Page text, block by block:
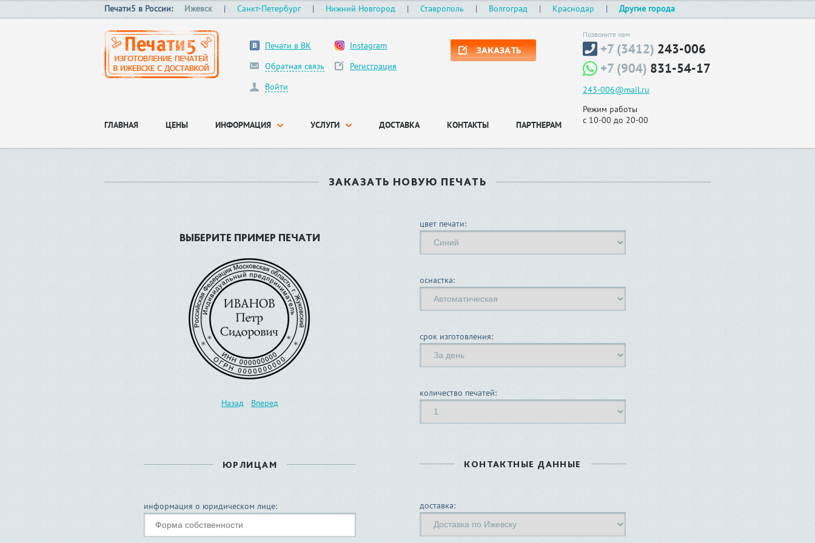
Печати5 в России: Ижевск | Санкт-Петербург | Нижний Новгород | Ставрополь | Волгоград | Краснодар | Другие города
Печати в ВК
Instagram
Обратная связь
Регистрация
Войти
ЗАКАЗАТЬ
ГЛАВНАЯ ЦЕНЫ ИНФОРМАЦИЯ УСЛУГИ ДОСТАВКА КОНТАКТЫ ПАРТНЕРАМ
Позвоните нам
+7 (3412) 243-006
+7 (904) 831-54-17
243-006@mail.ru
Режим работы
с 10-00 до 20-00
ЗАКАЗАТЬ НОВУЮ ПЕЧАТЬ
ВЫБЕРИТЕ ПРИМЕР ПЕЧАТИ
Назад Вперед
ЮРЛИЦАМ
информация о юридическом лице:
цвет печати:
оснастка:
срок изготовления:
количество печатей:
КОНТАКТНЫЕ ДАННЫЕ
доставка: